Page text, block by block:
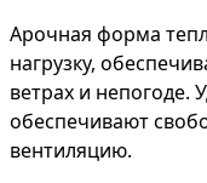
Арочная форма
нагрузку,
ветрах и непогоде.
обеспечивают
вентиляцию.